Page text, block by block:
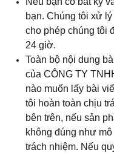
bạn. Chúng tôi xử
cho phép chúng tôi
24 giờ.
Toàn bộ nội dung
của CÔNG TY
nào muốn lấy bài
tôi hoàn toàn chịu
bên trên, nếu sản
không đúng như
trách nhiệm. Nếu